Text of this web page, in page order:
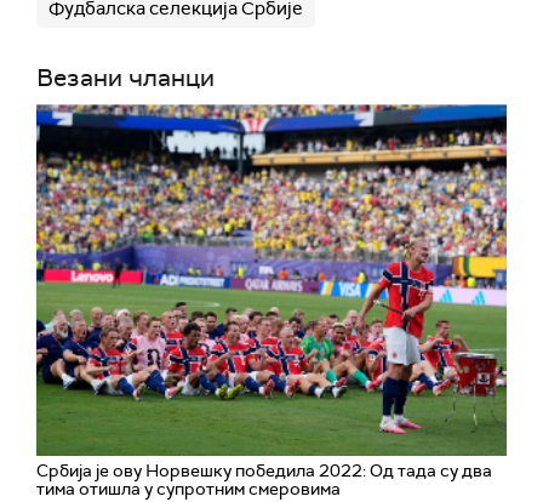
Фудбалска селекција Србије
Везани чланци
Србија је ову Норвешку победила 2022: Од тада су два
тима отишла у супротним смеровима